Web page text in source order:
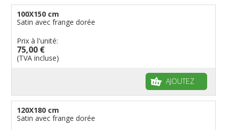
100X150 cm
Satin avec frange dorée
Prix à l'unité:
75,00 €
(TVA incluse)
AJOUTEZ
120X180 cm
Satin avec frange dorée